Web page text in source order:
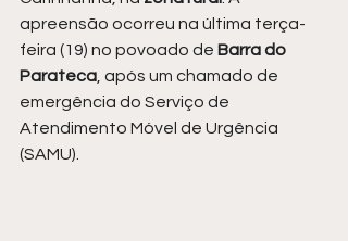
apreensão ocorreu na última terça-
feira (19) no povoado de Barra do
Parateca , após um chamado de
emergência do Serviço de
Atendimento Móvel de Urgência
(SAMU).